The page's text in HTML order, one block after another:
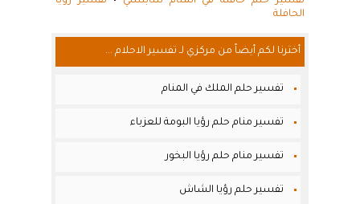
الحافلة
أخترنا لكم أيضاً من مركزي لـ تفسير الاحلام ...
تفسير حلم الملك في المنام
تفسير منام حلم رؤيا البومة للعزباء
تفسير منام حلم رؤيا البخور
تفسير حلم رؤيا الشاش